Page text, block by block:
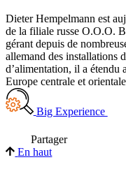
Dieter Hempelmann est
de la filiale russe O.O.O.
gérant depuis de
allemand des installations
d’alimentation, il a étendu
Europe centrale et
Big Experience
Partager
En haut